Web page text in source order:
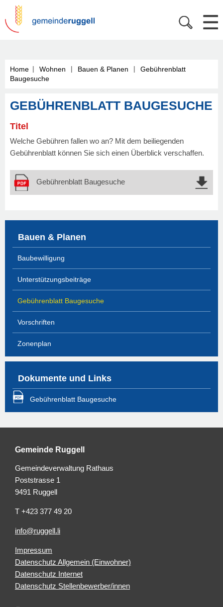
Home | Wohnen | Bauen & Planen |
Gebührenblatt
Baugesuche
GEBÜHRENBLATT BAUGESUCHE
Titel
Welche Gebühren fallen wo an? Mit dem beiliegenden
Gebührenblatt können Sie sich einen Überblick verschaffen.
Gebührenblatt Baugesuche
Bauen & Planen
Baubewilligung
Unterstützungsbeiträge
Gebührenblatt Baugesuche
Vorschriften
Zonenplan
Dokumente und Links
Gebührenblatt Baugesuche
Gemeinde Ruggell
Gemeindeverwaltung Rathaus
Poststrasse 1
9491 Ruggell
T +423 377 49 20
info@ruggell.li
Impressum
Datenschutz Allgemein (Einwohner)
Datenschutz Internet
Datenschutz Stellenbewerber/innen